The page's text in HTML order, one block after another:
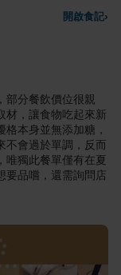
開啟食記›
部分餐飲價位很親
材，讓食物吃起來新
本身並無添加糖，
不會過於單調，反而
唯獨此餐單僅有在夏
要品嚐，還需詢問店